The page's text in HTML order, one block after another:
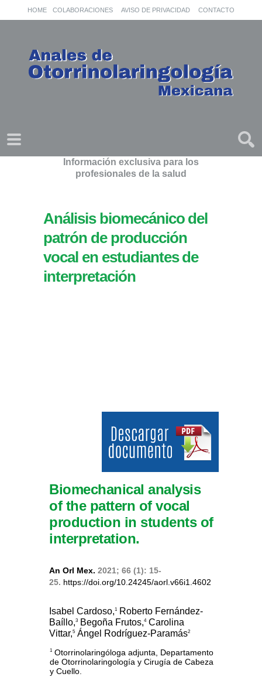
HOME COLABORACIONES AVISO DE PRIVACIDAD CONTACTO
Información exclusiva para los
profesionales de la salud
Análisis biomecánico del
patrón de producción
vocal en estudiantes de
interpretación
Biomechanical analysis
of the pattern of vocal
production in students of
interpretation.
An Orl Mex. 2021; 66 (1): 15-
25. https://doi.org/10.24245/aorl.v66i1.4602
Isabel Cardoso,1
Roberto Fernández-
Baíllo,3 Begoña Frutos,4Carolina
Vittar,5 Ángel Rodríguez-Paramás2
1 Otorrinolaringóloga adjunta, Departamento
de Otorrinolaringología y Cirugía de Cabeza
y Cuello.